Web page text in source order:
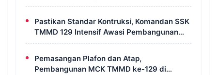
Selatan
Pastikan Standar Kontruksi, Komandan SSK
TMMD 129 Intensif Awasi Pembangunan
MCK di Wanam
Pemasangan Plafon dan Atap,
Pembangunan MCK TMMD ke-129 di